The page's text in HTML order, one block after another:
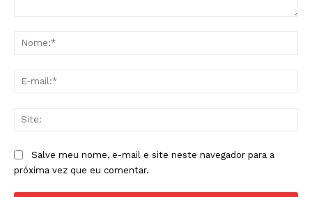
Salve meu nome, e-mail e site neste navegador para a
próxima vez que eu comentar.